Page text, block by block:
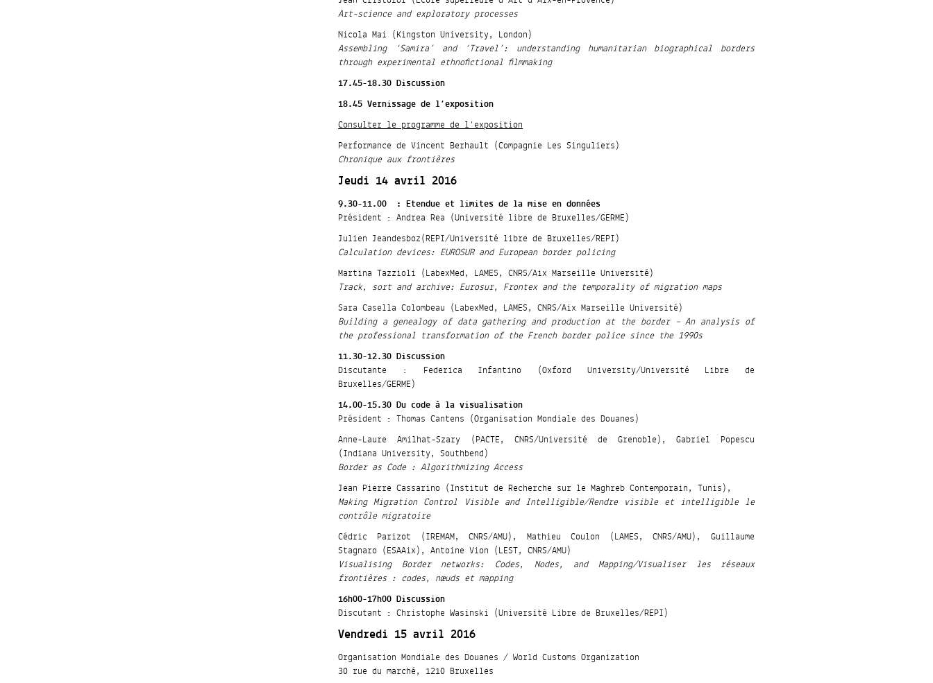
Art-science and exploratory processes
Nicola Mai (Kingston University, London)
Assembling ‘Samira’ and ‘Travel’: understanding humanitarian biographical borders
through experimental ethnofictional filmmaking
17.45-18.30 Discussion
18.45 Vernissage de l’exposition
Consulter le programme de l’exposition
Performance de Vincent Berhault (Compagnie Les Singuliers)
Chronique aux frontières
Jeudi 14 avril 2016
9.30-11.00 : Etendue et limites de la mise en données
Président : Andrea Rea (Université libre de Bruxelles/GERME)
Julien Jeandesboz(REPI/Université libre de Bruxelles/REPI)
Calculation devices: EUROSUR and European border policing
Martina Tazzioli (LabexMed, LAMES, CNRS/Aix Marseille Université)
Track, sort and archive: Eurosur, Frontex and the temporality of migration maps
Sara Casella Colombeau (LabexMed, LAMES, CNRS/Aix Marseille Université)
Building a genealogy of data gathering and production at the border – An analysis of
the professional transformation of the French border police since the 1990s
11.30-12.30 Discussion
Discutante : Federica Infantino (Oxford University/Université Libre de
Bruxelles/GERME)
14.00-15.30 Du code à la visualisation
Président : Thomas Cantens (Organisation Mondiale des Douanes)
Anne-Laure Amilhat-Szary (PACTE, CNRS/Université de Grenoble), Gabriel Popescu
(Indiana University, Southbend)
Border as Code : Algorithmizing Access
Jean Pierre Cassarino (Institut de Recherche sur le Maghreb Contemporain, Tunis),
Making Migration Control Visible and Intelligible/Rendre visible et intelligible le
contrôle migratoire
Cédric Parizot (IREMAM, CNRS/AMU), Mathieu Coulon (LAMES, CNRS/AMU), Guillaume
Stagnaro (ESAAix), Antoine Vion (LEST, CNRS/AMU)
Visualising Border networks: Codes, Nodes, and Mapping/Visualiser les réseaux
frontières : codes, nœuds et mapping
16h00-17h00 Discussion
Discutant : Christophe Wasinski (Université Libre de Bruxelles/REPI)
Vendredi 15 avril 2016
Organisation Mondiale des Douanes / World Customs Organization
30 rue du marché, 1210 Bruxelles